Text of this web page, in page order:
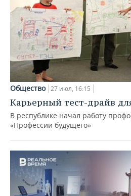
Общество 27 июл, 16:15
Карьерный тест-драйв
В республике начал работу
«Профессии будущего»